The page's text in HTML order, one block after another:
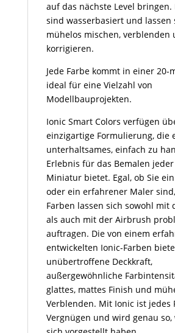
auf das nächste Level bringen.
sind wasserbasiert und lassen
mühelos mischen, verblenden
korrigieren.
Jede Farbe kommt in einer 20-
ideal für eine Vielzahl von
Modellbauprojekten.
Ionic Smart Colors verfügen
einzigartige Formulierung, die
unterhaltsames, einfach zu
Erlebnis für das Bemalen
Miniatur bietet. Egal, ob Sie
oder ein erfahrener Maler
Farben lassen sich sowohl mit
als auch mit der Airbrush
auftragen. Die von einem
entwickelten Ionic-Farben
unübertroffene Deckkraft,
außergewöhnliche
glattes, mattes Finish und
Verblenden. Mit Ionic ist jedes
Vergnügen und wird genau so,